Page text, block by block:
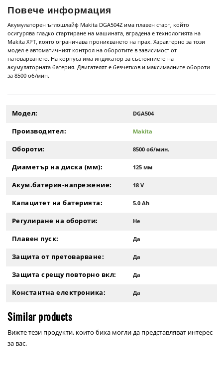
Повече информация
Акумулаторен ъглошлайф Makita DGA504Z има плавен старт, който
осигурява гладко стартиране на машината, вградена е технологията на
Makita XPT, която ограничава проникването на прах. Характерно за този
модел е автоматичният контрол на оборотите в зависимост от
натоварването. На корпуса има индикатор за състоянието на
акумулаторната батерия. Двигателят е безчетков и максималните обороти
за 8500 об/мин.
Модел: DGA504
Производител: Makita
Обороти: 8500 об/мин.
Диаметър на диска (мм): 125 мм
Акум.батерия-напрежение: 18 V
Капацитет на батерията: 5.0 Ah
Регулиране на обороти: Не
Плавен пуск: Да
Защита от претоварване: Да
Защита срещу повторно вкл: Да
Константна електроника: Да
Similar products
Вижте тези продукти, които биха могли да представляват интерес
за вас.